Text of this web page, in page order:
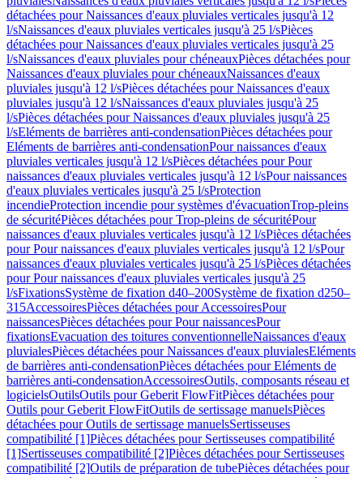
détachées pour Naissances d'eaux pluviales verticales jusqu'à 12
l/sNaissances d'eaux pluviales verticales jusqu'à 25 l/sPièces
détachées pour Naissances d'eaux pluviales verticales jusqu'à 25
l/sNaissances d'eaux pluviales pour chéneauxPièces détachées pour
Naissances d'eaux pluviales pour chéneauxNaissances d'eaux
pluviales jusqu'à 12 l/sPièces détachées pour Naissances d'eaux
pluviales jusqu'à 12 l/sNaissances d'eaux pluviales jusqu'à 25
l/sPièces détachées pour Naissances d'eaux pluviales jusqu'à 25
l/sEléments de barrières anti-condensationPièces détachées pour
Eléments de barrières anti-condensationPour naissances d'eaux
pluviales verticales jusqu'à 12 l/sPièces détachées pour Pour
naissances d'eaux pluviales verticales jusqu'à 12 l/sPour naissances
d'eaux pluviales verticales jusqu'à 25 l/sProtection
incendieProtection incendie pour systèmes d'évacuationTrop-pleins
de sécuritéPièces détachées pour Trop-pleins de sécuritéPour
naissances d'eaux pluviales verticales jusqu'à 12 l/sPièces détachées
pour Pour naissances d'eaux pluviales verticales jusqu'à 12 l/sPour
naissances d'eaux pluviales verticales jusqu'à 25 l/sPièces détachées
pour Pour naissances d'eaux pluviales verticales jusqu'à 25
l/sFixationsSystème de fixation d40–200Système de fixation d250–
315AccessoiresPièces détachées pour AccessoiresPour
naissancesPièces détachées pour Pour naissancesPour
fixationsEvacuation des toitures conventionnelleNaissances d'eaux
pluvialesPièces détachées pour Naissances d'eaux pluvialesEléments
de barrières anti-condensationPièces détachées pour Eléments de
barrières anti-condensationAccessoiresOutils, composants réseau et
logicielsOutilsOutils pour Geberit FlowFitPièces détachées pour
Outils pour Geberit FlowFitOutils de sertissage manuelsPièces
détachées pour Outils de sertissage manuelsSertisseuses
compatibilité [1]Pièces détachées pour Sertisseuses compatibilité
[1]Sertisseuses compatibilité [2]Pièces détachées pour Sertisseuses
compatibilité [2]Outils de préparation de tubePièces détachées pour